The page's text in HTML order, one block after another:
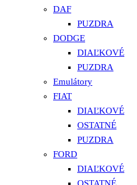
DAF
PUZDRA
DODGE
DIAĽKOVÉ
PUZDRA
Emulátory
FIAT
DIAĽKOVÉ
OSTATNÉ
PUZDRA
FORD
DIAĽKOVÉ